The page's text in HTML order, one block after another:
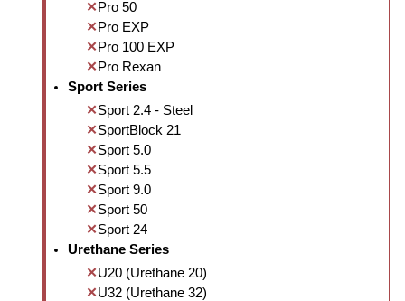
Pro 50
Pro EXP
Pro 100 EXP
Pro Rexan
Sport Series
Sport 2.4 - Steel
SportBlock 21
Sport 5.0
Sport 5.5
Sport 9.0
Sport 50
Sport 24
Urethane Series
U20 (Urethane 20)
U32 (Urethane 32)